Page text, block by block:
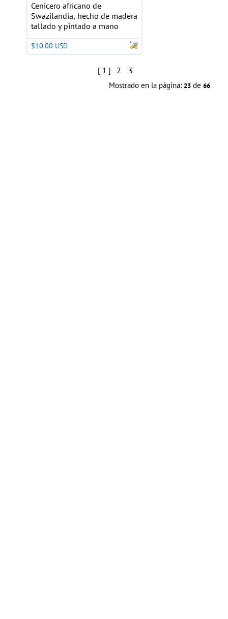
Cenicero africano de
Swazilandia, hecho de madera
tallado y pintado a mano
$10.00 USD
[ 1 ] 2 3
Mostrado en la página: 23 de 66